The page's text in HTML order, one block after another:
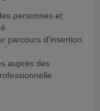
personnes et
parcours d'insertion
auprès des